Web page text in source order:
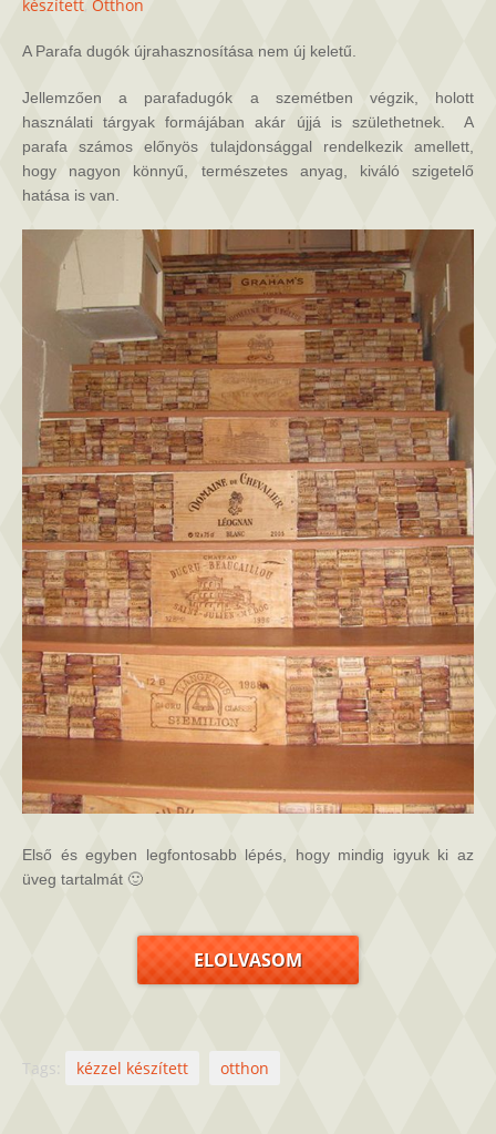
hasznos
bejegyzéshez
készített, Otthon
A Parafa dugók újrahasznosítása nem új keletű.
Jellemzően a parafadugók a szemétben végzik, holott
használati tárgyak formájában akár újjá is születhetnek. A
parafa számos előnyös tulajdonsággal rendelkezik amellett,
hogy nagyon könnyű, természetes anyag, kiváló szigetelő
hatása is van.
Első és egyben legfontosabb lépés, hogy mindig igyuk ki az
üveg tartalmát 🙂
ELOLVASOM
Tags: kézzel készített otthon